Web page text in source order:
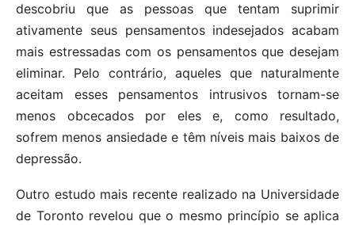
descobriu que as pessoas que tentam suprimir
ativamente seus pensamentos indesejados acabam
mais estressadas com os pensamentos que desejam
eliminar. Pelo contrário, aqueles que naturalmente
aceitam esses pensamentos intrusivos tornam-se
menos obcecados por eles e, como resultado,
sofrem menos ansiedade e têm níveis mais baixos de
depressão.
Outro estudo mais recente realizado na Universidade
de Toronto revelou que o mesmo princípio se aplica